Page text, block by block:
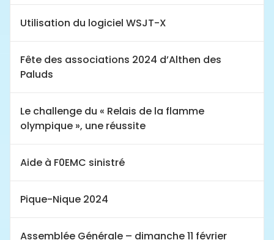
Utilisation du logiciel WSJT-X
Fête des associations 2024 d’Althen des
Paluds
Le challenge du « Relais de la flamme
olympique », une réussite
Aide à F0EMC sinistré
Pique-Nique 2024
Assemblée Générale – dimanche 11 février